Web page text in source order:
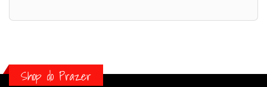
Shop do Prazer